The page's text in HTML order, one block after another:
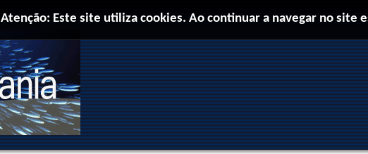
Atenção: Este site utiliza cookies. Ao continuar a navegar no site